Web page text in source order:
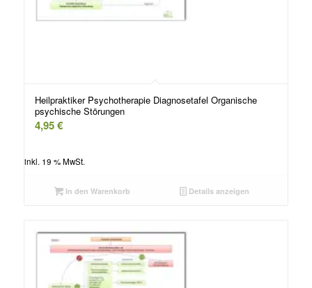
Heilpraktiker Psychotherapie Diagnosetafel Organische
psychische Störungen
4,95€
inkl. 19 % MwSt.
In den Warenkorb Details anzeigen